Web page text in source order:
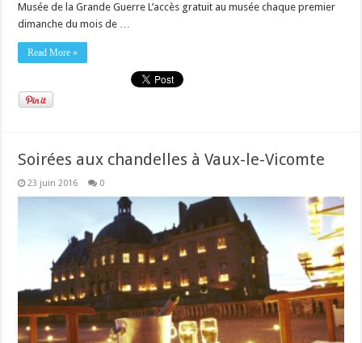
Musée de la Grande Guerre L’accès gratuit au musée chaque premier
dimanche du mois de …
Read More »
Soirées aux chandelles à Vaux-le-Vicomte
23 juin 2016 0